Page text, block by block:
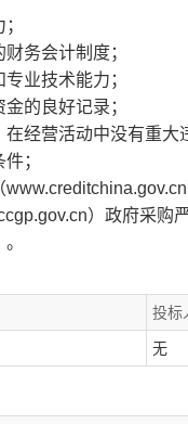
务会计制度；
业技术能力；
的良好记录；
在经营活动中没有重大
；
）政府采
投标
无